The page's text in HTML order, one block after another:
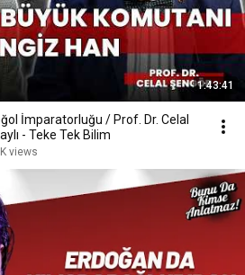
1:43:41
İmparatorluğu / Prof. Dr. Celal
- Teke Tek Bilim
views